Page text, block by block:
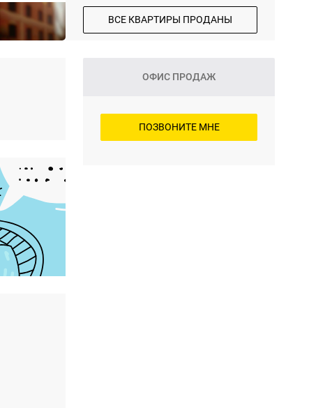
ВСЕ КВАРТИРЫ ПРОДАНЫ
ОФИС ПРОДАЖ
ПОЗВОНИТЕ МНЕ